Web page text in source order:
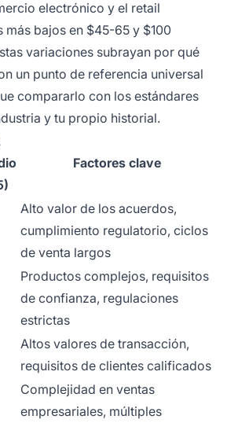
electrónico y el retail
más bajos en $45-65 y $100
variaciones subrayan por qué
un punto de referencia universal
compararlo con los estándares
y tu propio historial.
Factores clave
Alto valor de los acuerdos,
cumplimiento regulatorio, ciclos
de venta largos
Productos complejos, requisitos
de confianza, regulaciones
estrictas
Altos valores de transacción,
requisitos de clientes calificados
Complejidad en ventas
empresariales, múltiples